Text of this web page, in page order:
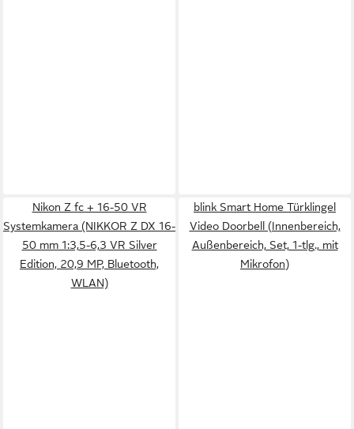
Nikon Z fc + 16-50 VR
Systemkamera (NIKKOR Z DX 16-
50 mm 1:3,5-6,3 VR Silver
Edition, 20,9 MP, Bluetooth,
WLAN)
blink Smart Home Türklingel
Video Doorbell (Innenbereich,
Außenbereich, Set, 1-tlg., mit
Mikrofon)